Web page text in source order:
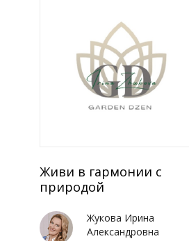
Живи в гармонии с
природой
Жукова Ирина
Александровна